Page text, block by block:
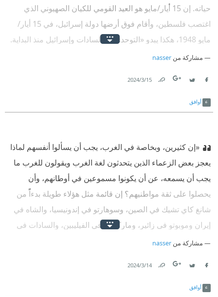
حياته. إن 15 أيار/مايو هو العيد القومي للكيان الصهيوني الذي
اغتصب فلسطين، وأقام فوق أرضها دولة إسرائيل، في 15 أيار/
مايو 1948، هكذا يبدو «التوحد» بين السادات وإسرائيل منذ البداية.
مشاركة من nasser
15‏/3‏/2024
أوافق
«إن كثيرين، وبخاصة في الغرب، يجب أن يسألوا أنفسهم لماذا
يعجز بعض الزعماء الذين يتحدثون لغة الغرب ويقولون للغرب ما
يجب أن يسمعه، عن أن يكونوا مسموعين في أوطانهم، وأن
يحصلوا على ثقة مواطنيهم؟ إن قائمة مثل هؤلاء طويلة بدءاً من
شانغ كاي تشيك في الصين، وسوهارتو في إندونيسيا، والشاه في
إيران وموبوتو في زائير، وماركوس في الفيليبين، والسادات في
مصر وآخرين غيرهم».
مشاركة من nasser
14‏/3‏/2024
أوافق